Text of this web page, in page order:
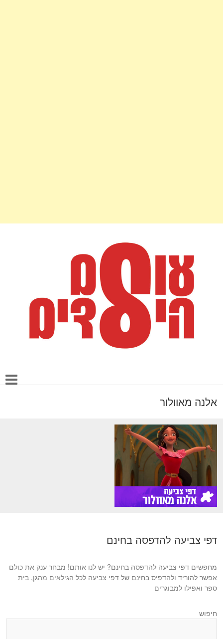
אלנה מאוולור
דפי צביעה להדפסה בחינם
מחפשים דפי צביעה להדפסה בחינם? יש לנו אותם! מבחר ענק את כולם
אפשר להוריד ולהדפיס בחינם של דפי צביעה לכל הגילאים מהגן, בית
ספר ואפילו למבוגרים
חיפוש